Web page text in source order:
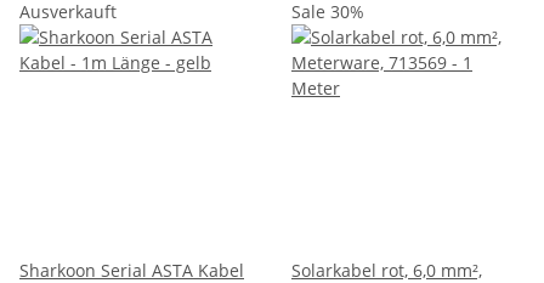
Ausverkauft
Sharkoon Serial ASTA Kabel
Sale 30%
Solarkabel rot, 6,0 mm²,